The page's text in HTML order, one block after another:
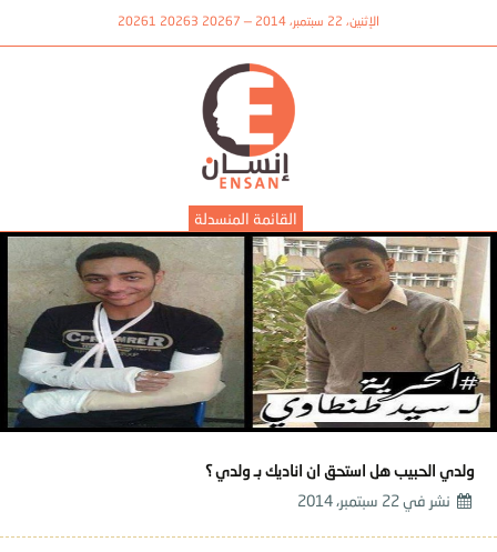
الإثنين، 22 سبتمبر، 2014 — 20267 20263 20261
القائمة المنسدلة
ولدي الحبيب هل استحق ان اناديك بـ ولدي ؟
نشر في 22 سبتمبر، 2014